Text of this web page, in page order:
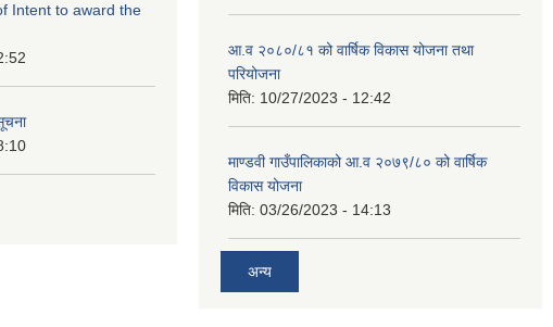
Intent to award the
आ.व २०८०/८१ को वार्षिक विकास योजना तथा
परियोजना
मिति: 10/27/2023 - 12:42
माण्डवी गाउँपालिकाको आ.व २०७९/८० को वार्षिक
विकास योजना
मिति: 03/26/2023 - 14:13
अन्य